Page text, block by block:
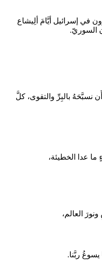
في إسرائيل أيَّامَ ألِيشاع
السوريّ.
نسبَّحَهُ بالبِرِّ والتقوى، كلَّ
عدا الخطيئة،
العالم،
يسوعُ ربَّنا.